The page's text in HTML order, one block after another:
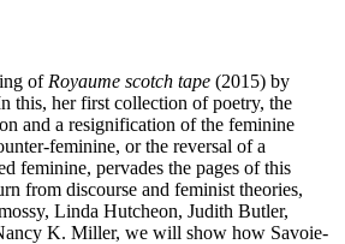
of Royaume scotch tape (2015) by
this, her first collection of poetry, the
and a resignification of the feminine
feminine, or the reversal of a
feminine, pervades the pages of this
from discourse and feminist theories,
Linda Hutcheon, Judith Butler,
K. Miller, we will show how Savoie-